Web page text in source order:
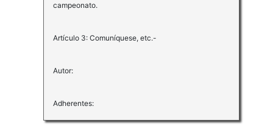
campeonato.
Artículo 3: Comuníquese, etc.-
Autor:
Adherentes: